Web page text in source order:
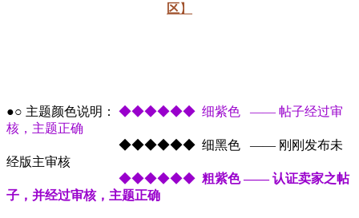
区】
●○ 主题颜色说明：
◆◆◆◆◆◆ 细紫色 —— 帖子经过审
核，主题正确
◆◆◆◆◆◆ 细黑色 —— 刚刚发布未
经版主审核
◆◆◆◆◆◆ 粗紫色 —— 认证卖家之帖
子，并经过审核，主题正确